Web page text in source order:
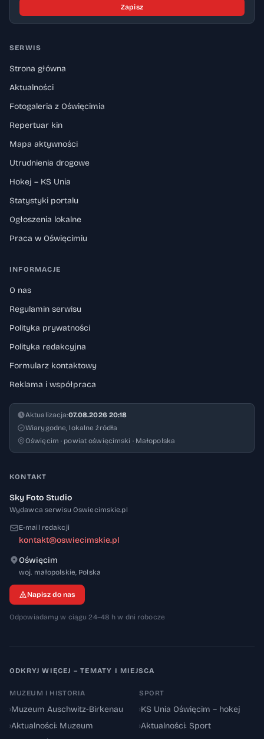
Zapisz
SERWIS
Strona główna
Aktualności
Fotogaleria z Oświęcimia
Repertuar kin
Mapa aktywności
Utrudnienia drogowe
Hokej – KS Unia
Statystyki portalu
Ogłoszenia lokalne
Praca w Oświęcimiu
INFORMACJE
O nas
Regulamin serwisu
Polityka prywatności
Polityka redakcyjna
Formularz kontaktowy
Reklama i współpraca
Aktualizacja:07.08.2026 20:18
Wiarygodne, lokalne źródła
Oświęcim · powiat oświęcimski · Małopolska
KONTAKT
Sky Foto Studio
Wydawca serwisu Oswiecimskie.pl
E-mail redakcji
kontakt@oswiecimskie.pl
Oświęcim
woj. małopolskie, 32-600
Polska
Napisz do nas
Odpowiadamy w ciągu 24–48 h w dni robocze
ODKRYJ WIĘCEJ – TEMATY I MIEJSCA
MUZEUM I HISTORIA
›Muzeum Auschwitz-Birkenau
›Aktualności: Muzeum
SPORT
›KS Unia Oświęcim – hokej
›Aktualności: Sport